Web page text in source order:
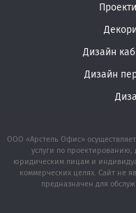
Дизайн
Дизайн
ООО «Арстель Офис»
услуги по проектированию,
юридическим лицам и
коммерческих целях. Сайт не
предназначен для